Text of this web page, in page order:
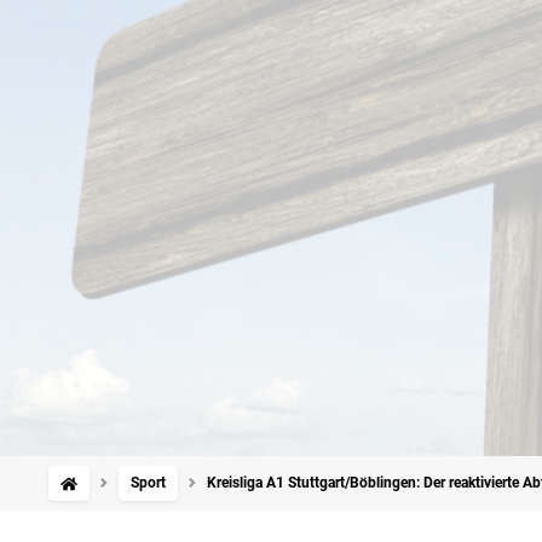
Sport Kreisliga A1 Stuttgart/Böblingen: Der reaktivierte